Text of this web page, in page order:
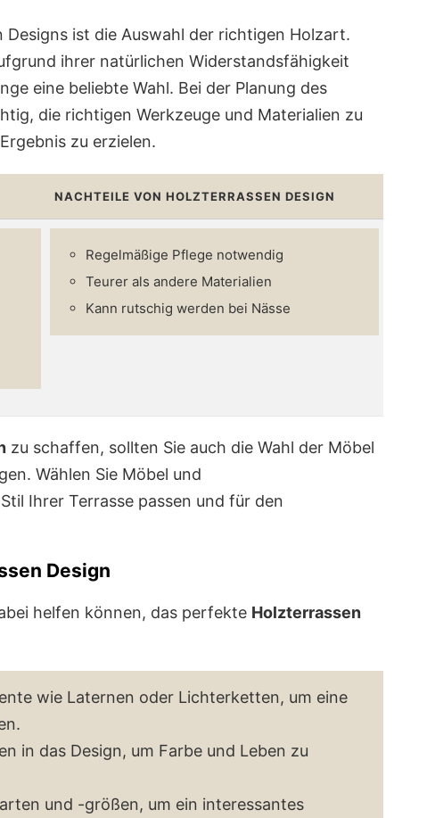
ist die Auswahl der richtigen Holzart.
ihrer natürlichen Widerstandsfähigkeit
eine beliebte Wahl. Bei der Planung des
die richtigen Werkzeuge und Materialien zu
zu erzielen.
NACHTEILE VON HOLZTERRASSEN DESIGN
Regelmäßige Pflege notwendig
Teurer als andere Materialien
Kann rutschig werden bei Nässe
zu schaffen, sollten Sie auch die Wahl der Möbel
Wählen Sie Möbel und
Ihrer Terrasse passen und für den
Design
helfen können, das perfekte Holzterrassen
wie Laternen oder Lichterketten, um eine
in das Design, um Farbe und Leben zu
und -größen, um ein interessantes